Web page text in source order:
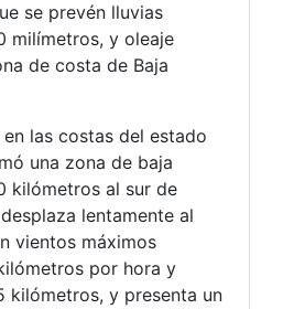
se prevén lluvias
milímetros, y oleaje
de costa de Baja
las costas del estado
una zona de baja
kilómetros al sur de
lentamente al
vientos máximos
por hora y
kilómetros, y presenta un